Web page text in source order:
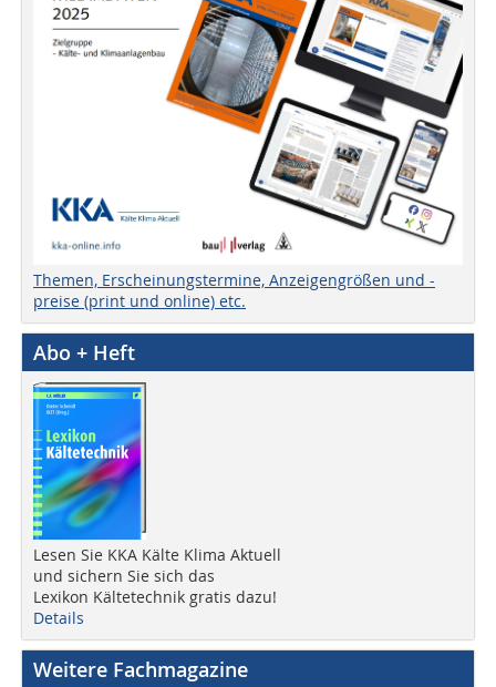
Themen, Erscheinungstermine, Anzeigengrößen und -
preise (print und online) etc.
Abo + Heft
Lesen Sie KKA Kälte Klima Aktuell
und sichern Sie sich das
Lexikon Kältetechnik gratis dazu!
Details
Weitere Fachmagazine